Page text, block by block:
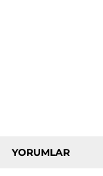
YORUMLAR